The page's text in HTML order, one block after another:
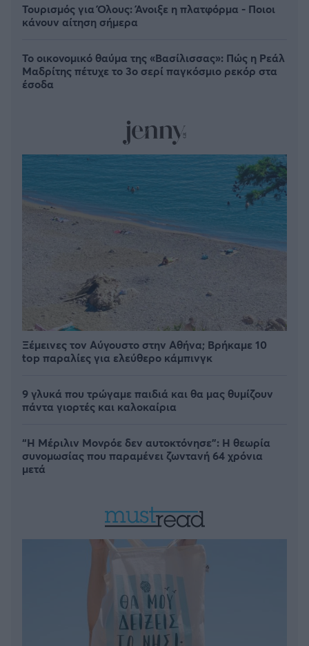
Τουρισμός για Όλους: Άνοιξε η πλατφόρμα - Ποιοι
κάνουν αίτηση σήμερα
Το οικονομικό θαύμα της «Βασίλισσας»: Πώς η Ρεάλ
Μαδρίτης πέτυχε το 3ο σερί παγκόσμιο ρεκόρ στα
έσοδα
Ξέμεινες τον Αύγουστο στην Αθήνα; Βρήκαμε 10
top παραλίες για ελεύθερο κάμπινγκ
9 γλυκά που τρώγαμε παιδιά και θα μας θυμίζουν
πάντα γιορτές και καλοκαίρια
“Η Μέριλιν Μονρόε δεν αυτοκτόνησε”: Η θεωρία
συνομωσίας που παραμένει ζωντανή 64 χρόνια
μετά